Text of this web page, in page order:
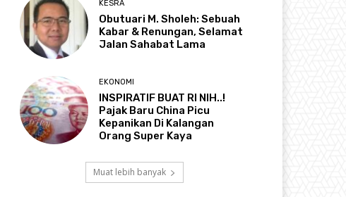
KESRA
Obutuari M. Sholeh: Sebuah
Kabar & Renungan, Selamat
Jalan Sahabat Lama
EKONOMI
INSPIRATIF BUAT RI NIH..!
Pajak Baru China Picu
Kepanikan Di Kalangan
Orang Super Kaya
Muat lebih banyak